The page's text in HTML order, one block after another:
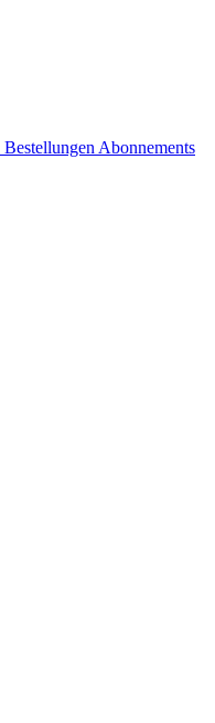
Bestellungen Abonnements